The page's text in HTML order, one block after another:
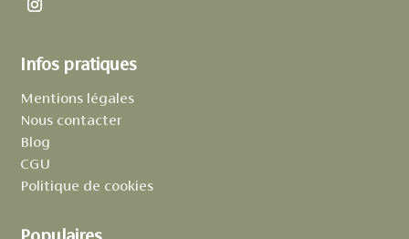
Infos pratiques
Mentions légales
Nous contacter
Blog
CGU
Politique de cookies